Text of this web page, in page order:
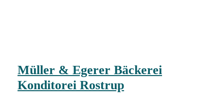
Müller & Egerer Bäckerei
Konditorei Rostrup